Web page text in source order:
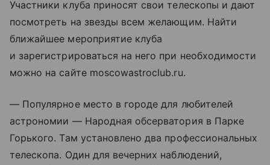
Участники клуба приносят свои телескопы и дают
посмотреть на звезды всем желающим. Найти
ближайшее мероприятие клуба
и зарегистрироваться на него при необходимости
можно на сайте moscowastroclub.ru.
— Популярное место в городе для любителей
астрономии — Народная обсерватория в Парке
Горького. Там установлено два профессиональных
телескопа. Один для вечерних наблюдений,